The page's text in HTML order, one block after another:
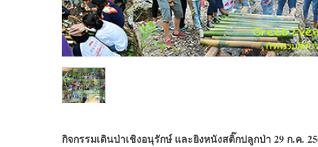
กิจกรรมเดินป่าเชิงอนุรักษ์ และยิงหนังสติ๊กปลูกป่า 29 ก.ค.